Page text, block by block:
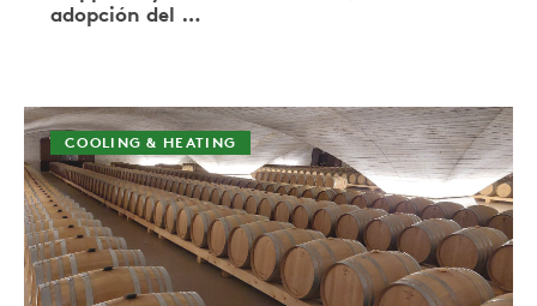
adopción del …
COOLING & HEATING